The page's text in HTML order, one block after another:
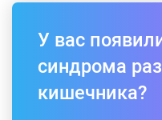
У вас
синдрома
кишечника?